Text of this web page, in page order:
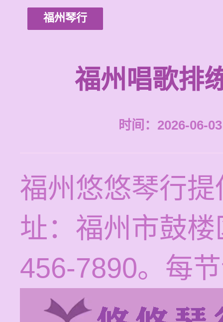
福州琴行
福州唱歌排
时间：2026-06-
福州悠悠琴行
址：福州市鼓
456-7890。每